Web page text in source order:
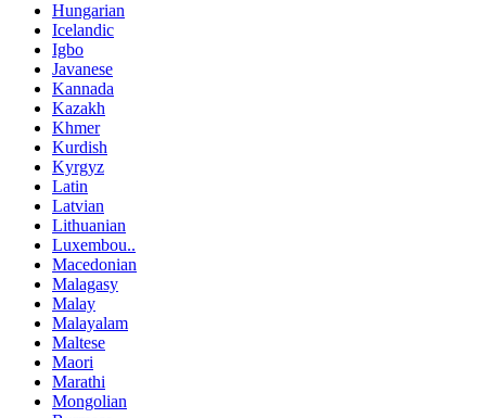
Hungarian
Icelandic
Igbo
Javanese
Kannada
Kazakh
Khmer
Kurdish
Kyrgyz
Latin
Latvian
Lithuanian
Luxembou..
Macedonian
Malagasy
Malay
Malayalam
Maltese
Maori
Marathi
Mongolian